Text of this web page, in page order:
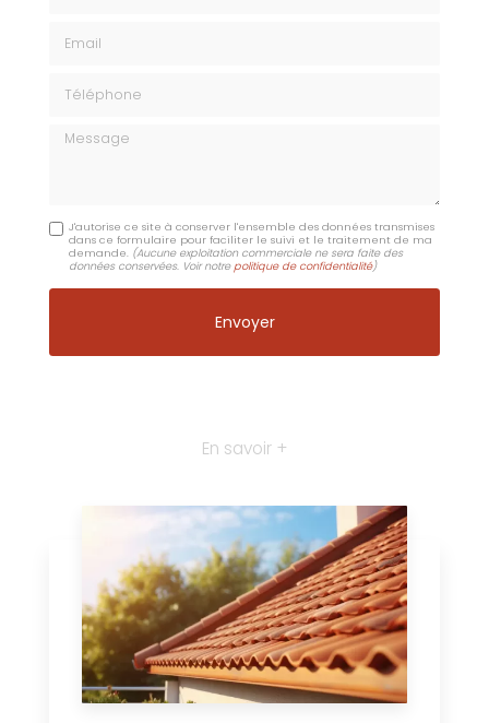
Message
J'autorise ce site à conserver l'ensemble des données transmises
dans ce formulaire pour faciliter le suivi et le traitement de ma
demande. (Aucune exploitation commerciale ne sera faite des
données conservées. Voir notrepolitique de confidentialité)
En savoir +